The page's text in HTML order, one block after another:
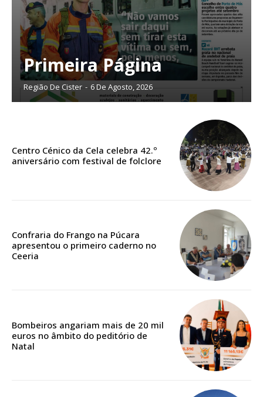
público!
Sendo assinante terá acesso a todos os conteúdos exclusivos e versões
digitais.
Escolha o plano de assinatura desejado:
32€
Edição em papel entregue à Quinta-feira em sua
casa
Escolha o plano
Primeira Página
Região De Cister - 6 De Agosto, 2026
Centro Cénico da Cela celebra 42.º
aniversário com festival de folclore
Confraria do Frango na Púcara
apresentou o primeiro caderno no
Ceeria
Bombeiros angariam mais de 20 mil
euros no âmbito do peditório de
Natal